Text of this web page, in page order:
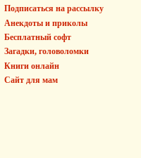
Подписаться на рассылку
Анекдоты и приколы
Бесплатный софт
Загадки, головоломки
Книги онлайн
Сайт для мам